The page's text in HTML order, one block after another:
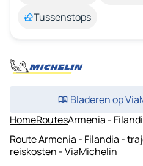
Tussenstops
Bladeren op
HomeRoutesArmenia -
Route Armenia - Filandia -
reiskosten - ViaMichelin